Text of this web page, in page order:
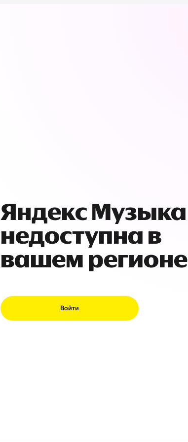
Яндекс Музыка
недоступна в
вашем регионе
Войти